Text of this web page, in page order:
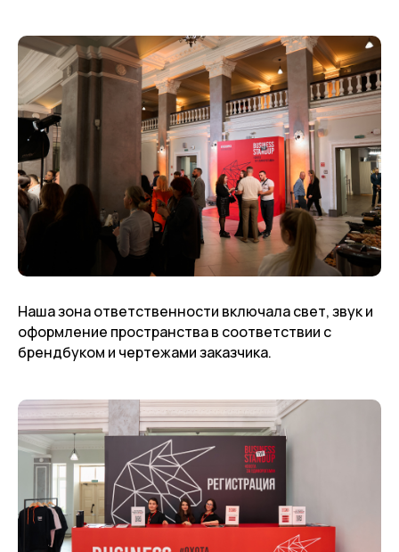
Наша зона ответственности включала свет, звук и
оформление пространства в соответствии с
брендбуком и чертежами заказчика.